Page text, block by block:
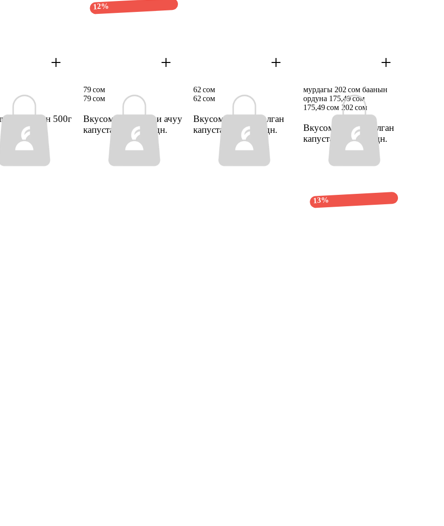
12%
бадыран 500г
Вкусомания Чимчи ачуу
капустасы 300г
1 дн.
79 сом
79 сом
Вкусомания туздалган
капустасы 300г
1 дн.
62 сом
62 сом
Вкусомания туздалган
капустасы 600г
1 дн.
мурдагы 202 сом баанын
ордуна 175,49 сом
175,49 сом 202 сом
13%